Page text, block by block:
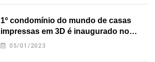
1º condomínio do mundo de casas
impressas em 3D é inaugurado no
Texas
05/01/2023